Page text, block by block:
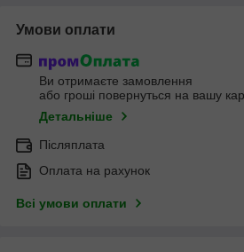
Умови оплати
Ви отримаєте замовлення
або гроші повернуться на вашу
Детальніше
Післяплата
Оплата на рахунок
Всі умови оплати